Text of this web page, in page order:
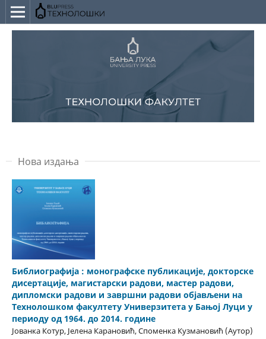
Нова издања
Библиографија : монографске публикације, докторске
дисертације, магистарски радови, мастер радови,
дипломски радови и завршни радови објављени на
Технолошком факултету Универзитета у Бањој Луци у
периоду од 1964. до 2014. године
Јованка Котур, Јелена Карановић, Споменка Кузмановић (Аутор)